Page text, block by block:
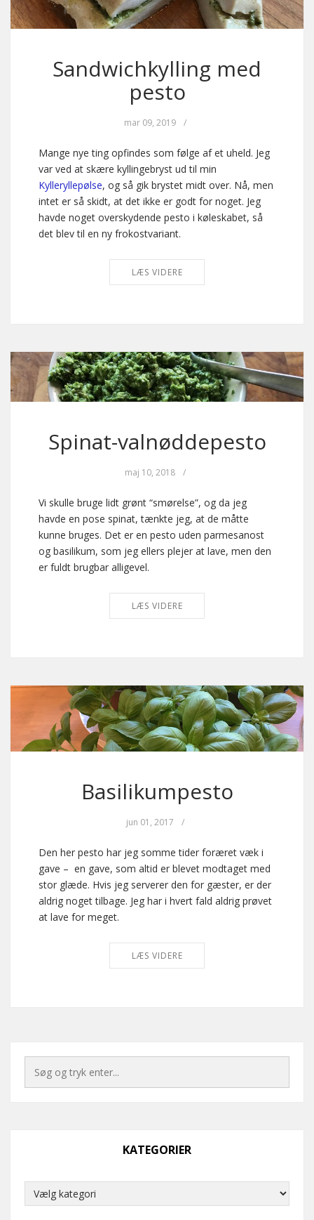
Sandwichkylling med
pesto
mar 09, 2019 /
Mange nye ting opfindes som følge af et uheld. Jeg
var ved at skære kyllingebryst ud til min
Kylleryllepølse, og så gik brystet midt over. Nå, men
intet er så skidt, at det ikke er godt for noget. Jeg
havde noget overskydende pesto i køleskabet, så
det blev til en ny frokostvariant.
LÆS VIDERE
Spinat-valnøddepesto
maj 10, 2018 /
Vi skulle bruge lidt grønt “smørelse”, og da jeg
havde en pose spinat, tænkte jeg, at de måtte
kunne bruges. Det er en pesto uden parmesanost
og basilikum, som jeg ellers plejer at lave, men den
er fuldt brugbar alligevel.
LÆS VIDERE
Basilikumpesto
jun 01, 2017 /
Den her pesto har jeg somme tider foræret væk i
gave – en gave, som altid er blevet modtaget med
stor glæde. Hvis jeg serverer den for gæster, er der
aldrig noget tilbage. Jeg har i hvert fald aldrig prøvet
at lave for meget.
LÆS VIDERE
KATEGORIER
Kategorier